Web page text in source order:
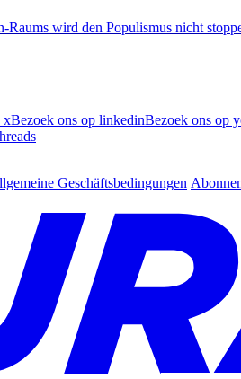
wird den Populismus nicht
xBezoek ons op linkedinBezoek ons op
Geschäftsbedingungen